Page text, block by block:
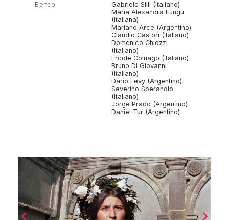
Elenco
Gabriele Silli (Italiano)
María Alexandra Lungu
(Italiana)
Mariano Arce (Argentino)
Claudio Castori (Italiano)
Domenico Chiozzi
(Italiano)
Ercole Colnago (Italiano)
Bruno Di Giovanni
(Italiano)
Darío Levy (Argentino)
Severino Sperandio
(Italiano)
Jorge Prado (Argentino)
Daniel Tur (Argentino)